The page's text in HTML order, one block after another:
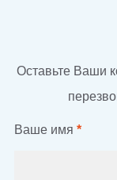
Оставьте Ваши
Ваше имя *